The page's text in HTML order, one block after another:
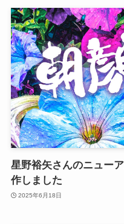
星野裕矢さんのニュー
作しました
2025年6月18日